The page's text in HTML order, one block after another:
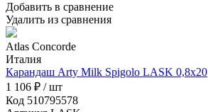
Добавить в сравнение
Удалить из сравнения
Atlas Concorde
Италия
Карандаш Arty Milk Spigolo LASK 0,8x20
1 106 ₽ / шт
Код 510795578